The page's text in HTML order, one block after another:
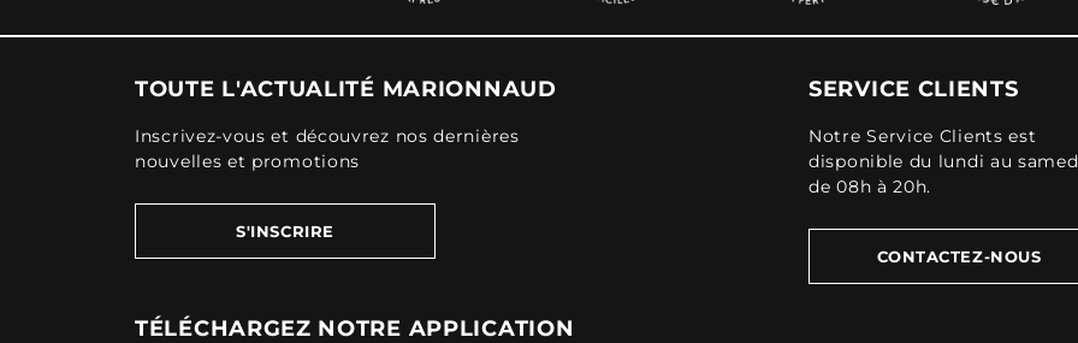
TOUTE L'ACTUALITÉ MARIONNAUD
Inscrivez-vous et découvrez nos dernières
nouvelles et promotions
S'INSCRIRE
TÉLÉCHARGEZ NOTRE APPLICATION
SERVICE CLIENTS
Notre Service Clients est
disponible du lundi au
de 08h à 20h.
CONTACTEZ-NOUS